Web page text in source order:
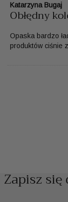
Katarzyna Bugaj
Obłędny
Opaska bardzo
produktów ciśnie
Zapisz